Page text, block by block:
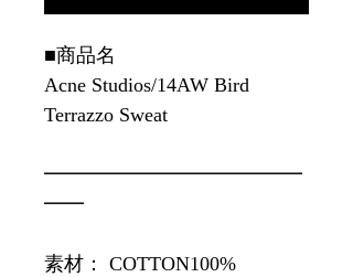
■商品名
Acne Studios/14AW Bird
Terrazzo Sweat
━━━━━━━━━━━━━
━━
素材： COTTON100%